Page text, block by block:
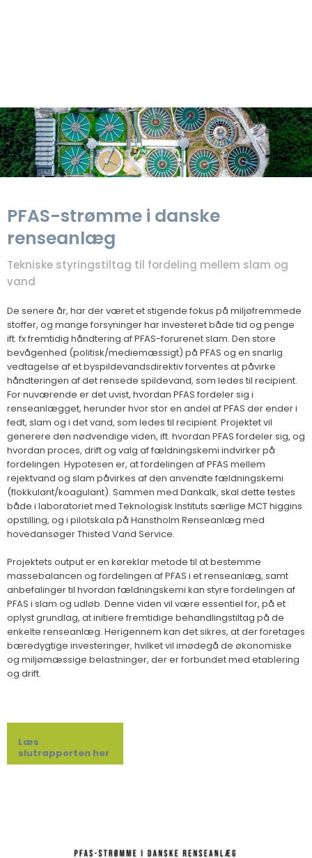
​PFAS-strømme i danske
renseanlæg
Tekniske styringstiltag til fordeling mellem slam og
vand
​De senere år, har der været et stigende fokus på miljøfremmede
stoffer, og mange forsyninger har investeret både tid og penge
ift. fx fremtidig håndtering af PFAS-forurenet slam. Den store
bevågenhed (politisk/mediemæssigt) på PFAS og en snarlig
vedtagelse af et byspildevandsdirektiv forventes at påvirke
håndteringen af det rensede spildevand, som ledes til recipient.
For nuværende er det uvist, hvordan PFAS fordeler sig i
renseanlægget, herunder hvor stor en andel af PFAS der ender i
fedt, slam og i det vand, som ledes til recipient. Projektet vil
generere den nødvendige viden, ift. hvordan PFAS fordeler sig, og
hvordan proces, drift og valg af fældningskemi indvirker på
fordelingen. Hypotesen er, at fordelingen af PFAS mellem
rejektvand og slam påvirkes af den anvendte fældningskemi
(flokkulant/koagulant). Sammen med Dankalk, skal dette testes
både i laboratoriet med Teknologisk Instituts særlige MCT higgins
opstilling, og i pilotskala på Hanstholm Renseanlæg med
hovedansøger Thisted Vand Service.
Projektets output er en køreklar metode til at bestemme
massebalancen og fordelingen af PFAS i et renseanlæg, samt
anbefalinger til hvordan fældningskemi kan styre fordelingen af
PFAS i slam og udløb. Denne viden vil være essentiel for, på et
oplyst grundlag, at initiere fremtidige behandlingstiltag på de
enkelte renseanlæg. Herigennem kan det sikres, at der foretages
bæredygtige investeringer, hvilket vil imødegå de økonomiske
og miljømæssige belastninger, der er forbundet med etablering
og drift.
Læs
slutrapporten her​